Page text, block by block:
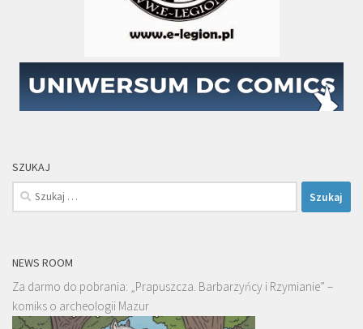
SZUKAJ
Szukaj:
NEWS ROOM
Za darmo do pobrania: „Prapuszcza. Barbarzyńcy i Rzymianie” –
komiks o archeologii Mazur